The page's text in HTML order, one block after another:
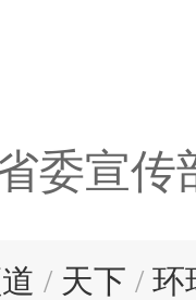
委宣传
/ 天下 / 环